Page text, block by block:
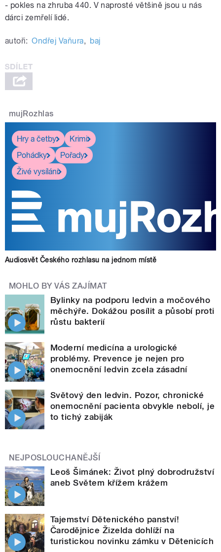
- pokles na zhruba 440. V naprosté většině jsou u nás
dárci zemřelí lidé.
autoři: Ondřej Vaňura, baj
mujRozhlas
Hry a četby
Krimi
Pohádky
Pořady
Živé vysílání
Audiosvět Českého rozhlasu na jednom místě
MOHLO BY VÁS ZAJÍMAT
Bylinky na podporu ledvin a močového
měchýře. Dokážou posílit a působí proti
růstu bakterií
Moderní medicína a urologické
problémy. Prevence je nejen pro
onemocnění ledvin zcela zásadní
Světový den ledvin. Pozor, chronické
onemocnění pacienta obvykle nebolí, je
to tichý zabiják
NEJPOSLOUCHANĚJŠÍ
Leoš Šimánek: Život plný dobrodružství
aneb Světem křížem krážem
Tajemství Dětenického panství!
Čarodějnice Žizelda dohlíží na
turistickou novinku zámku v Dětenicích